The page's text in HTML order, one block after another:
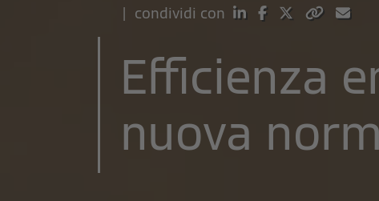
| condividi con
Efficienza
nuova